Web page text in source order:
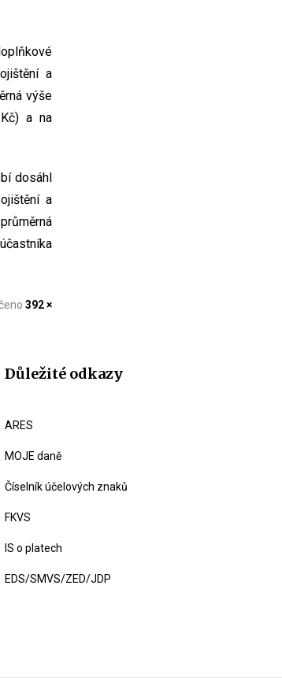
a
výše
a na
dosáhl
a
392 ×
Důležité odkazy
ARES
MOJE daně
Číselník účelových znaků
FKVS
IS o platech
EDS/SMVS/ZED/JDP